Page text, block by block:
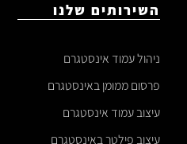
השירותים שלנו
ניהול עמוד אינסטגרם
פרסום ממומן באינסטגרם
עיצוב עמוד אינסטגרם
עיצוב פילטר באינסטגרם